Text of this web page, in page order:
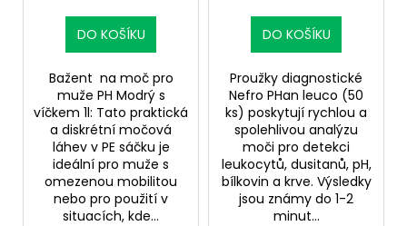
DO KOŠÍKU
Bažent na moč pro
muže PH Modrý s
víčkem 1l: Tato praktická
a diskrétní močová
láhev v PE sáčku je
ideální pro muže s
omezenou mobilitou
nebo pro použití v
situacích, kde...
DO KOŠÍKU
Proužky diagnostické
Nefro PHan leuco (50
ks) poskytují rychlou a
spolehlivou analýzu
moči pro detekci
leukocytů, dusitanů, pH,
bílkovin a krve. Výsledky
jsou známy do 1-2
minut...